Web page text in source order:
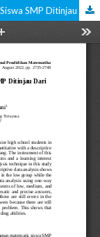
Analisis Kemampuan Pemahaman Matematis Siswa SMP Ditinjau Dari Minat Belajar